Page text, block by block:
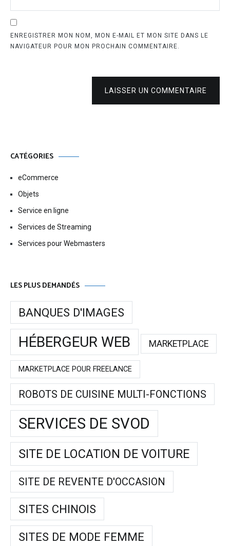
ENREGISTRER MON NOM, MON E-MAIL ET MON SITE DANS LE
NAVIGATEUR POUR MON PROCHAIN COMMENTAIRE.
LAISSER UN COMMENTAIRE
CATÉGORIES
eCommerce
Objets
Service en ligne
Services de Streaming
Services pour Webmasters
LES PLUS DEMANDÉS
BANQUES D'IMAGES
HÉBERGEUR WEB MARKETPLACE
MARKETPLACE POUR FREELANCE
ROBOTS DE CUISINE MULTI-FONCTIONS
SERVICES DE SVOD
SITE DE LOCATION DE VOITURE
SITE DE REVENTE D'OCCASION
SITES CHINOIS
SITES DE MODE FEMME